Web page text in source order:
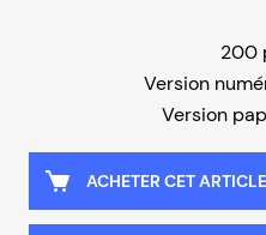
200
Version
Version
ACHETER CET ARTICLE